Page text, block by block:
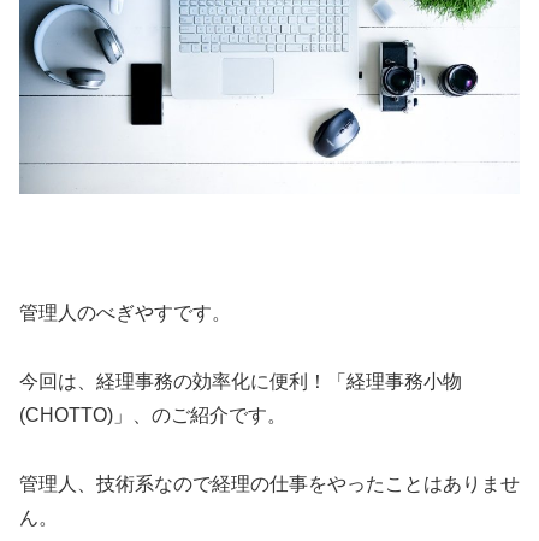
管理人のべぎやすです。
今回は、経理事務の効率化に便利！「経理事務小物
(CHOTTO)」、のご紹介です。
管理人、技術系なので経理の仕事をやったことはありませ
ん。